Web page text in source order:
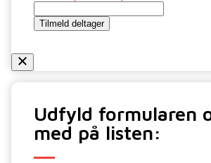
Tilmeld deltager
Udfyld formularen
med på listen: